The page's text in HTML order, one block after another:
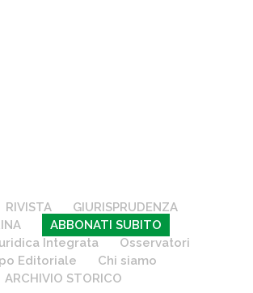
RIVISTA
GIURISPRUDENZA
ABBONATI SUBITO
Integrata
Osservatori
Editoriale
Chi siamo
ARCHIVIO STORICO